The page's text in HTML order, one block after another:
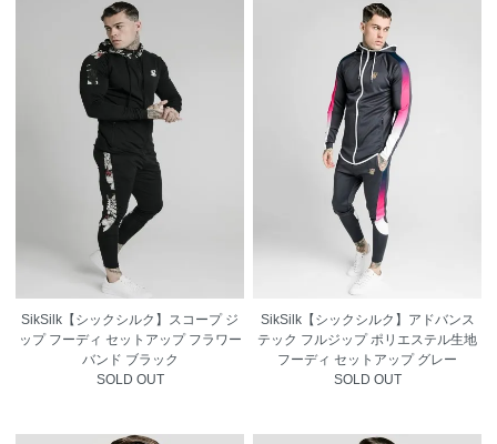
SikSilk【シックシルク】スコープ ジ
ップ フーディ セットアップ フラワー
バンド ブラック
SOLD OUT
SikSilk【シックシルク】アドバンス
テック フルジップ ポリエステル生地
フーディ セットアップ グレー
SOLD OUT